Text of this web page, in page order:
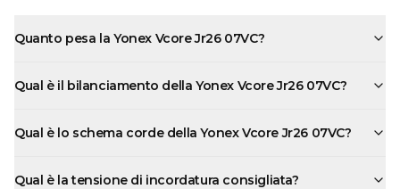
Quanto pesa la Yonex Vcore Jr26 07VC?
Qual è il bilanciamento della Yonex Vcore Jr26 07VC?
Qual è lo schema corde della Yonex Vcore Jr26 07VC?
Qual è la tensione di incordatura consigliata?